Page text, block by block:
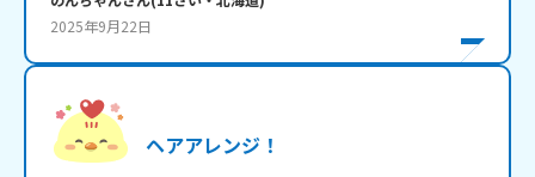
2025年9月22日
ヘアアレンジ！